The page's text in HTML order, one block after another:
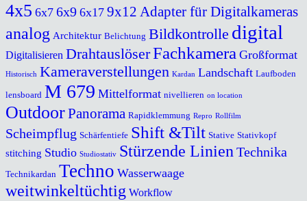
4x5 6x7 6x9 6x17 9x12 Adapter für Digitalkameras
analog Architektur Belichtung Bildkontrolle digital
Digitalisieren DrahtauslöserFachkamera Großformat
Historisch Kameraverstellungen Kardan Landschaft Laufboden
lensboard M 679 Mittelformat nivellieren on location
OutdoorPanorama Rapidklemmung Repro Rollfilm
Scheimpflug Schärfentiefe Shift &Tilt Stative Stativkopf
stitching Studio Studiostativ Stürzende LinienTechnika
Technikardan Techno Wasserwaage
weitwinkeltüchtig Workflow